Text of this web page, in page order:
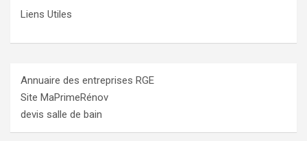
Liens Utiles
Annuaire des entreprises RGE
Site MaPrimeRénov
devis salle de bain